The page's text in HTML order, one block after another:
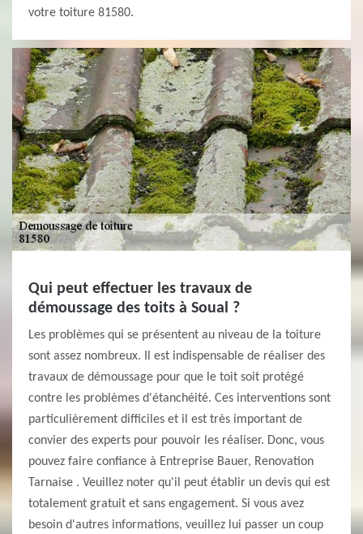
votre toiture 81580.
Qui peut effectuer les travaux de
démoussage des toits à Soual ?
Les problèmes qui se présentent au niveau de la toiture
sont assez nombreux. Il est indispensable de réaliser des
travaux de démoussage pour que le toit soit protégé
contre les problèmes d'étanchéité. Ces interventions sont
particulièrement difficiles et il est très important de
convier des experts pour pouvoir les réaliser. Donc, vous
pouvez faire confiance à Entreprise Bauer, Renovation
Tarnaise . Veuillez noter qu'il peut établir un devis qui est
totalement gratuit et sans engagement. Si vous avez
besoin d'autres informations, veuillez lui passer un coup